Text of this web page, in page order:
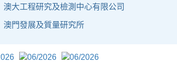
澳大工程研究及檢測中心有限公司
澳門發展及質量研究所